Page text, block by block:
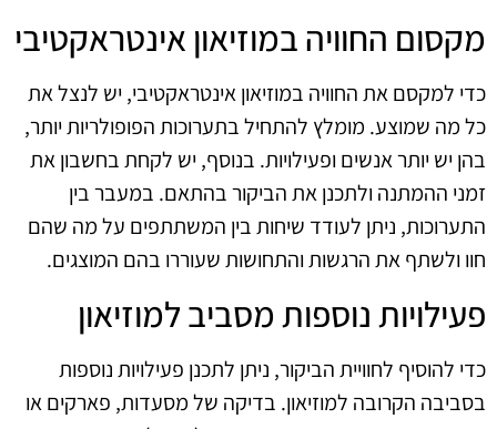
מקסום החוויה במוזיאון אינטראקטיבי
כדי למקסם את החוויה במוזיאון אינטראקטיבי, יש לנצל את
כל מה שמוצע. מומלץ להתחיל בתערוכות הפופולריות יותר,
בהן יש יותר אנשים ופעילויות. בנוסף, יש לקחת בחשבון את
זמני ההמתנה ולתכנן את הביקור בהתאם. במעבר בין
התערוכות, ניתן לעודד שיחות בין המשתתפים על מה שהם
חוו ולשתף את הרגשות והתחושות שעוררו בהם המוצגים.
פעילויות נוספות מסביב למוזיאון
כדי להוסיף לחוויית הביקור, ניתן לתכנן פעילויות נוספות
בסביבה הקרובה למוזיאון. בדיקה של מסעדות, פארקים או